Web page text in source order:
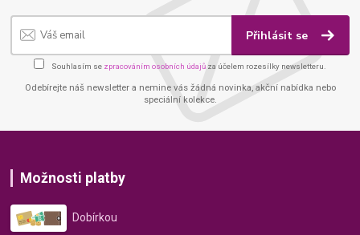
Přihlásit se
Souhlasím se zpracováním osobních údajů za účelem rozesílky newsletteru.
Odebírejte náš newsletter a nemine vás žádná novinka, akční nabídka nebo
speciální kolekce.
Možnosti platby
Dobírkou